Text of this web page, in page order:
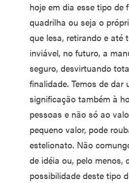
hoje em dia esse tipo de
quadrilha ou seja o
que lesa, retirando e até
inviável, no futuro, a
seguro, desvirtuando
finalidade. Temos de dar
significação também à
pessoas e não só ao
pequeno valor, pode
estelionato. Não
de idéia ou, pelo menos,
possibilidade deste tipo